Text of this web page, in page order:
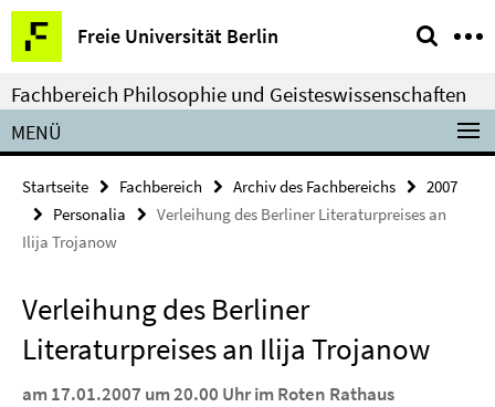
Springe
direkt
zu
Inhalt
Freie Universität Berlin
Service-
Navigation
Fachbereich Philosophie und Geisteswissenschaften
MENÜ
Startseite Fachbereich Archiv des Fachbereichs
2007
Personalia
Verleihung des Berliner Literaturpreises an
Ilija Trojanow
Verleihung des Berliner
Literaturpreises an Ilija Trojanow
am 17.01.2007 um 20.00 Uhr im Roten Rathaus